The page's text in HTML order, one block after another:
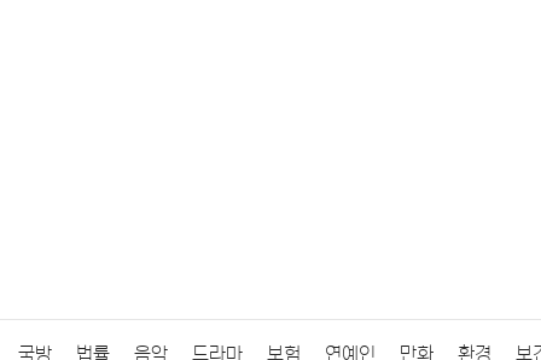
국방 법률 음악 드라마 보험 연예인 만화 환경 보